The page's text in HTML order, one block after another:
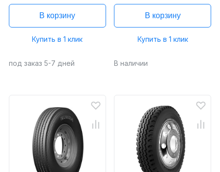
В корзину
Купить в 1 клик
под заказ 5-7 дней
В корзину
Купить в 1 клик
В наличии